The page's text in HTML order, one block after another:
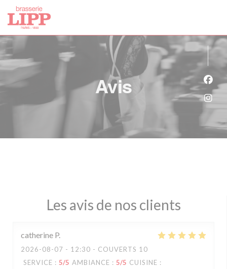
Personnalisation de vos choix en matière de cookies
Avis
Les avis de nos clients
catherine P
2026-08-07 - 12:30 - COUVERTS 10
SERVICE : 5/5 AMBIANCE : 5/5 CUISINE :